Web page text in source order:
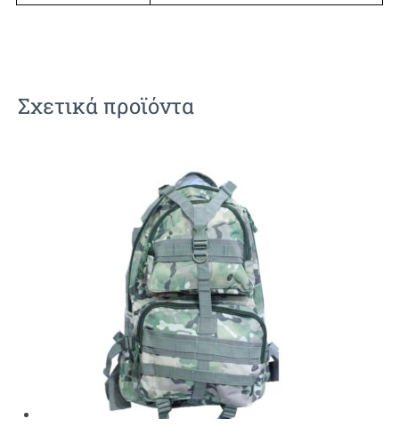
Σχετικά προϊόντα